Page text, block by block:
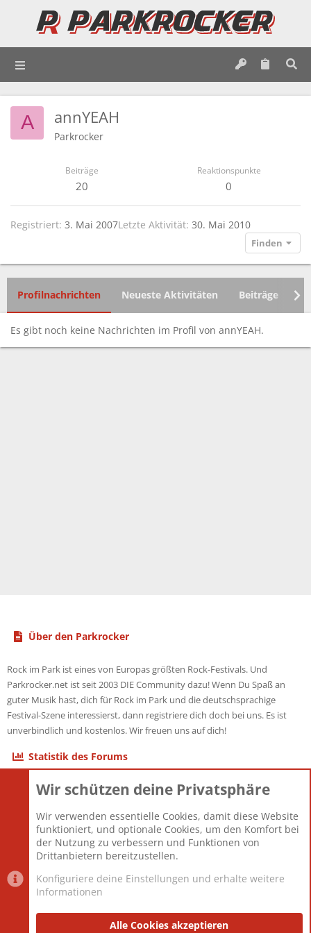
A annYEAH
Parkrocker
Beiträge
20
Reaktionspunkte
0
Registriert 3. Mai 2007Letzte Aktivität 30. Mai 2010
Finden
Profilnachrichten Neueste Aktivitäten Beiträge
Es gibt noch keine Nachrichten im Profil von annYEAH.
Über den Parkrocker
Rock im Park ist eines von Europas größten Rock-Festivals. Und
Parkrocker.net ist seit 2003 DIE Community dazu! Wenn Du Spaß an
guter Musik hast, dich für Rock im Park und die deutschsprachige
Festival-Szene interessierst, dann registriere dich doch bei uns. Es ist
unverbindlich und kostenlos. Wir freuen uns auf dich!
Statistik des Forums
Themen
Mitglieder
12.427
Neuestes Mitglied
Berlin
Datenschutzerklärung Impressum
Wir schützen deine Privatsphäre
Wir verwenden essentielle Cookies, damit diese Website
funktioniert, und optionale Cookies, um den Komfort bei
der Nutzung zu verbessern und Funktionen von
Drittanbietern bereitzustellen.
Konfiguriere deine Einstellungen und erhalte weitere
Informationen
Alle Cookies akzeptieren